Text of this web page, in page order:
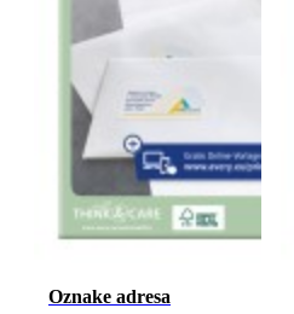
Oznake adresa